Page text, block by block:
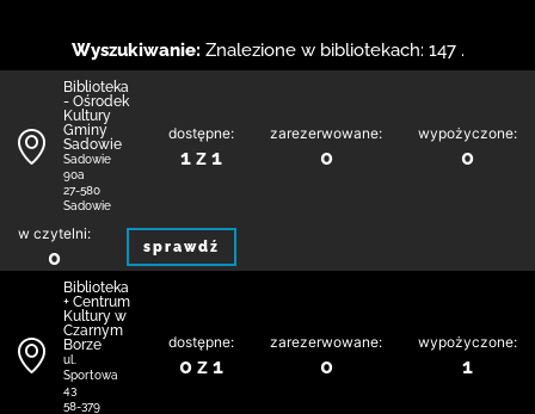
Wyszukiwanie: Znalezione w bibliotekach: 147 .
Biblioteka
- Ośrodek
Kultury
Gminy
Sadowie
Sadowie
90a
27-580
Sadowie
dostępne:
1 z 1
zarezerwowane:
0
wypożyczone:
0
w czytelni:
0 sprawdź
Biblioteka
+ Centrum
Kultury w
Czarnym
Borze
ul.
Sportowa
43
58-379
dostępne:
0 z 1
zarezerwowane:
0
wypożyczone:
1